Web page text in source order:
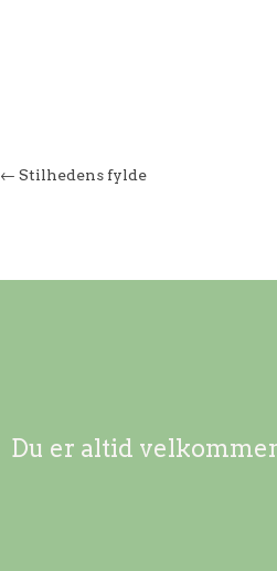
←Stilhedens fylde
Du er altid